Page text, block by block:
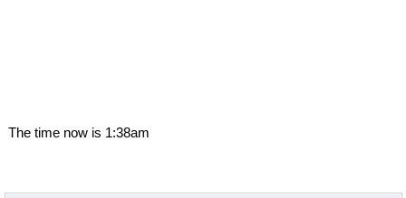
The time now is 1:38am